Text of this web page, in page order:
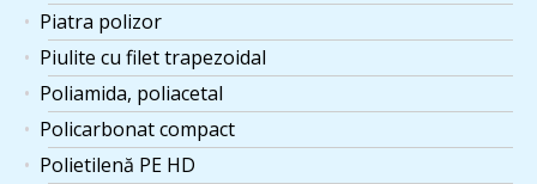
Piatra polizor
Piulite cu filet trapezoidal
Poliamida, poliacetal
Policarbonat compact
Polietilenă PE HD